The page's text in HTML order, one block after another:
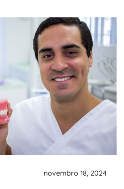
novembro 18, 2024